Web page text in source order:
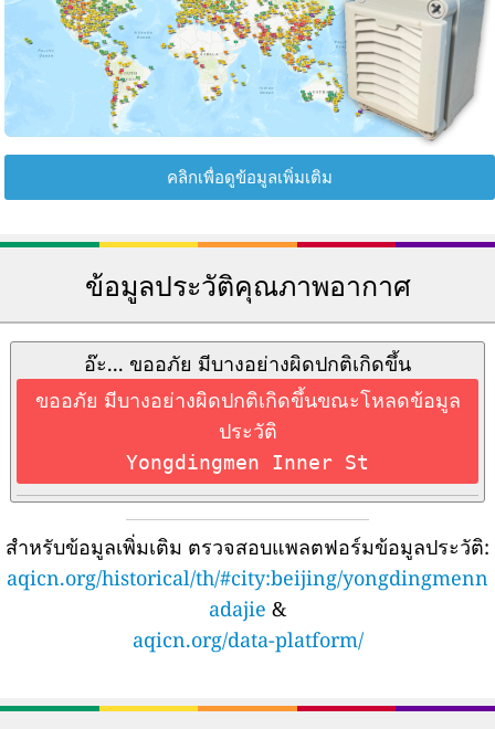
คลิกเพื่อดูข้อมูลเพิ่มเติม
ข้อมูลประวัติคุณภาพอากาศ
อ๊ะ... ขออภัย มีบางอย่างผิดปกติเกิดขึ้น
ขออภัย มีบางอย่างผิดปกติเกิดขึ้นขณะโหลดข้อมูล
ประวัติ
Yongdingmen Inner St
สำหรับข้อมูลเพิ่มเติม ตรวจสอบแพลตฟอร์มข้อมูลประวัติ:
aqicn.org/historical/th/#city:beijing/yongdingmenn
adajie &
aqicn.org/data-platform/